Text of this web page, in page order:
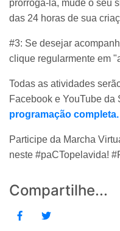
prorrogá-la, mude o seu
das 24 horas de sua
#3: Se desejar
clique regularmente em
Todas as atividades
Facebook e YouTube da
programação completa.
Participe da Marcha
neste #paCTopelavida!
Compartilhe...